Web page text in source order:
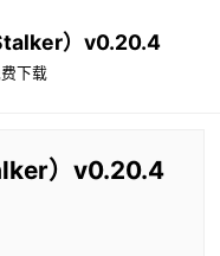
）v0.20.4
下载
）v0.20.4